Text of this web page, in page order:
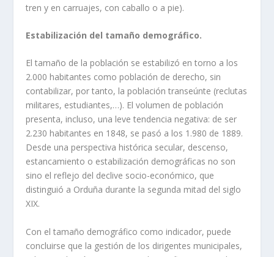
tren y en carruajes, con caballo o a pie).
Estabilización del tamaño demográfico.
El tamaño de la población se estabilizó en torno a los
2.000 habitantes como población de derecho, sin
contabilizar, por tanto, la población transeúnte (reclutas
militares, estudiantes,…). El volumen de población
presenta, incluso, una leve tendencia negativa: de ser
2.230 habitantes en 1848, se pasó a los 1.980 de 1889.
Desde una perspectiva histórica secular, descenso,
estancamiento o estabilización demográficas no son
sino el reflejo del declive socio-económico, que
distinguió a Orduña durante la segunda mitad del siglo
XIX.
Con el tamaño demográfico como indicador, puede
concluirse que la gestión de los dirigentes municipales,